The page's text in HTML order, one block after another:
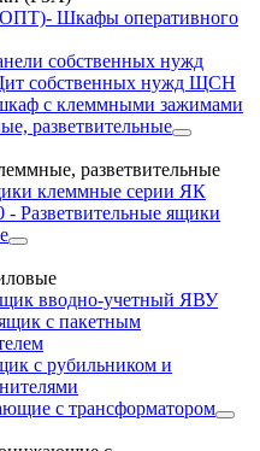
Шкафы оперативного
собственных нужд
собственных нужд ЩСН
с клеммными зажимами
разветвительные
разветвительные
клеммные серии ЯК
Разветвительные ящики
вводно-учетный ЯВУ
с пакетным
с рубильником и
с трансформатором